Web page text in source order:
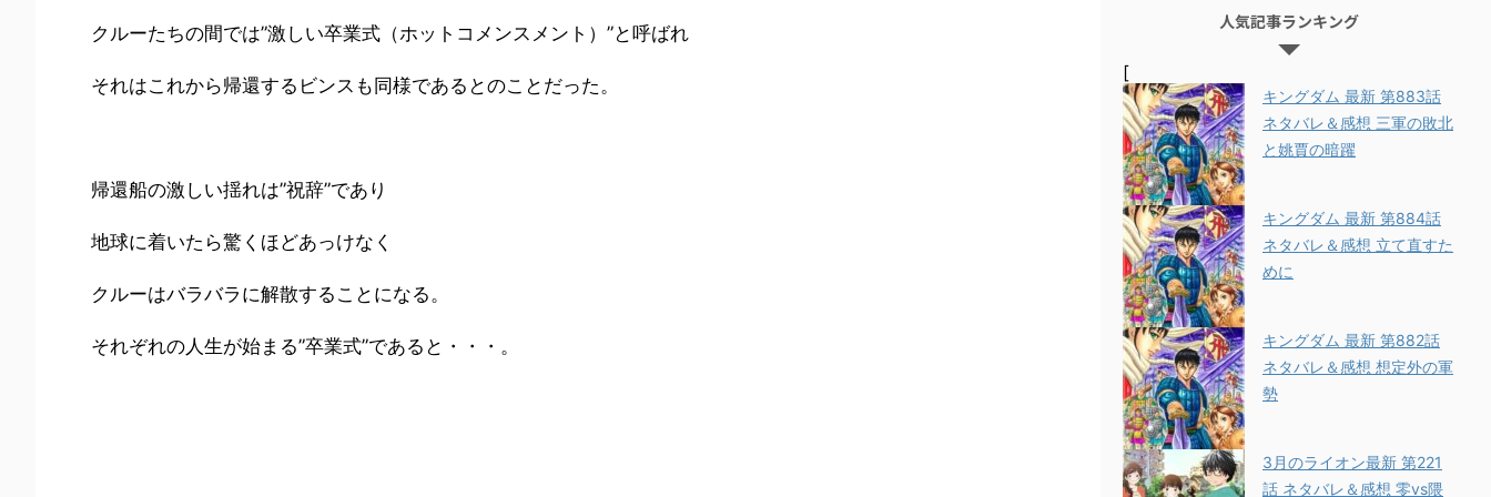
クルーたちの間では”激しい卒業式（ホットコメンスメント）”と呼ばれ
それはこれから帰還するビンスも同様であるとのことだった。
帰還船の激しい揺れは”祝辞”であり
地球に着いたら驚くほどあっけなく
クルーはバラバラに解散することになる。
それぞれの人生が始まる”卒業式”であると・・・。
人気記事ランキング
[
キングダム 最新 第883話
ネタバレ＆感想 三軍の敗北
と姚賈の暗躍
キングダム 最新 第884話
ネタバレ＆感想 立て直すた
めに
キングダム 最新 第882話
ネタバレ＆感想 想定外の軍
勢
3月のライオン最新 第221
話 ネタバレ＆感想 零vs隈